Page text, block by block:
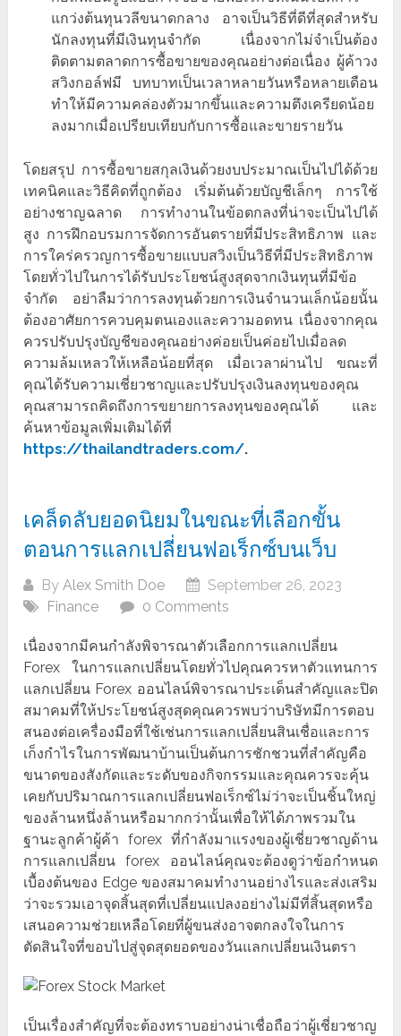
แกว่งต้นทุนวลีขนาดกลาง อาจเป็นวิธีที่ดีที่สุดสำหรับ
นักลงทุนที่มีเงินทุนจำกัด เนื่องจากไม่จำเป็นต้อง
ติดตามตลาดการซื้อขายของคุณอย่างต่อเนื่อง ผู้ค้าวง
สวิงกอล์ฟมี บทบาทเป็นเวลาหลายวันหรือหลายเดือน
ทำให้มีความคล่องตัวมากขึ้นและความตึงเครียดน้อย
ลงมากเมื่อเปรียบเทียบกับการซื้อและขายรายวัน
โดยสรุป การซื้อขายสกุลเงินด้วยงบประมาณเป็นไปได้ด้วย
เทคนิคและวิธีคิดที่ถูกต้อง เริ่มต้นด้วยบัญชีเล็กๆ การใช้
อย่างชาญฉลาด การทำงานในข้อตกลงที่น่าจะเป็นไปได้
สูง การฝึกอบรมการจัดการอันตรายที่มีประสิทธิภาพ และ
การใคร่ครวญการซื้อขายแบบสวิงเป็นวิธีที่มีประสิทธิภาพ
โดยทั่วไปในการได้รับประโยชน์สูงสุดจากเงินทุนที่มีข้อ
จำกัด อย่าลืมว่าการลงทุนด้วยการเงินจำนวนเล็กน้อยนั้น
ต้องอาศัยการควบคุมตนเองและความอดทน เนื่องจากคุณ
ควรปรับปรุงบัญชีของคุณอย่างค่อยเป็นค่อยไปเมื่อลด
ความล้มเหลวให้เหลือน้อยที่สุด เมื่อเวลาผ่านไป ขณะที่
คุณได้รับความเชี่ยวชาญและปรับปรุงเงินลงทุนของคุณ
คุณสามารถคิดถึงการขยายการลงทุนของคุณได้ และ
ค้นหาข้อมูลเพิ่มเติมได้ที่
https://thailandtraders.com/.
เคล็ดลับยอดนิยมในขณะที่เลือกขั้น
ตอนการแลกเปลี่ยนฟอเร็กซ์บนเว็บ
ByAlex Smith Doe
September 26, 2023
Finance
0 Comments
เนื่องจากมีคนกำลังพิจารณาตัวเลือกการแลกเปลี่ยน
Forex ในการแลกเปลี่ยนโดยทั่วไปคุณควรหาตัวแทนการ
แลกเปลี่ยน Forex ออนไลน์พิจารณาประเด็นสำคัญและปิด
สมาคมที่ให้ประโยชน์สูงสุดคุณควรพบว่าบริษัทมีการตอบ
สนองต่อเครื่องมือที่ใช้เช่นการแลกเปลี่ยนสินเชื่อและการ
เก็งกำไรในการพัฒนาบ้านเป็นต้นการชักชวนที่สำคัญคือ
ขนาดของสังกัดและระดับของกิจกรรมและคุณควรจะคุ้น
เคยกับปริมาณการแลกเปลี่ยนฟอเร็กซ์ไม่ว่าจะเป็นชิ้นใหญ่
ของล้านหนึ่งล้านหรือมากกว่านั้นเพื่อให้ได้ภาพรวมใน
ฐานะลูกค้าผู้ค้า forex ที่กำลังมาแรงของผู้เชี่ยวชาญด้าน
การแลกเปลี่ยน forex ออนไลน์คุณจะต้องดูว่าข้อกำหนด
เบื้องต้นของ Edge ของสมาคมทำงานอย่างไรและส่งเสริม
ว่าจะรวมเอาจุดสิ้นสุดที่เปลี่ยนแปลงอย่างไม่มีที่สิ้นสุดหรือ
เสนอความช่วยเหลือโดยที่ผู้ขนส่งอาจตกลงใจในการ
ตัดสินใจที่ขอบไปสู่จุดสุดยอดของวันแลกเปลี่ยนเงินตรา
เป็นเรื่องสำคัญที่จะต้องทราบอย่างน่าเชื่อถือว่าผู้เชี่ยวชาญ